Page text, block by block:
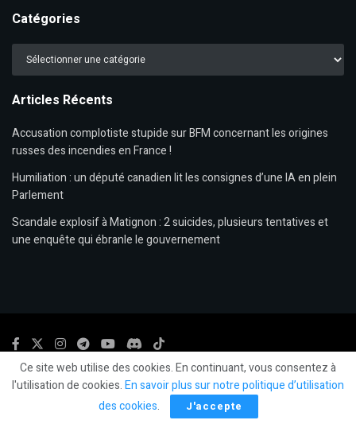
Catégories
Catégories
Articles Récents
Accusation complotiste stupide sur BFM concernant les origines
russes des incendies en France !
Humiliation : un député canadien lit les consignes d’une IA en plein
Parlement
Scandale explosif à Matignon : 2 suicides, plusieurs tentatives et
une enquête qui ébranle le gouvernement
© 2024LLP - LeLibrePenseur.org et Les Editions Fiat Lux-Mentions légales.
Social Media Auto PublishPowered By :XYZScripts.com
Ce site web utilise des cookies. En continuant, vous consentez à
l'utilisation de cookies.En savoir plus sur notre politique d’utilisation
des cookies. J'accepte